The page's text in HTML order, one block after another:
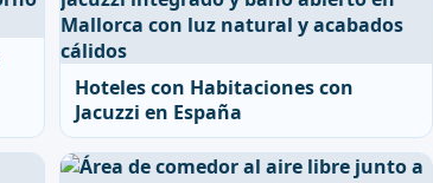
Hoteles con Habitaciones con
Jacuzzi en España